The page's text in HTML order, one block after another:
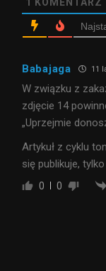
Babajaga 11
W związku z
zdjęcie 14
„Uprzejmie
Artykuł z cyklu
się publikuje, tylko
0 0